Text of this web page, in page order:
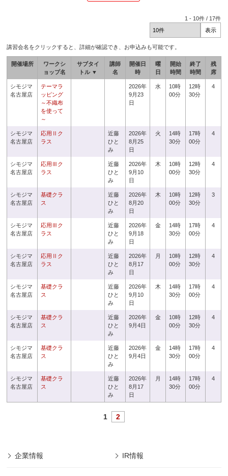
1 - 10件 / 17件
講習会名をクリックすると、詳細が確認でき、お申込みも可能です。
開催場所
ワークシ
ョップ名
サブタイ
トル ▼
講師
名
開催日
時
曜
日
開始
時間
終了
時間
残
席
シモジマ
名古屋店
テーマラ
ッピング
～不織布
を使って
～
2026年
9月23
日
水
10時
00分
12時
30分
4
シモジマ
名古屋店
応用Ⅱク
ラス
近藤
ひと
み
2026年
8月25
日
火
14時
30分
17時
00分
4
シモジマ
名古屋店
応用Ⅲク
ラス
近藤
ひと
み
2026年
9月10
日
木
10時
00分
12時
30分
4
シモジマ
名古屋店
基礎クラ
ス
近藤
ひと
み
2026年
8月20
日
木
10時
00分
12時
30分
3
シモジマ
名古屋店
応用Ⅲク
ラス
近藤
ひと
み
2026年
9月18
日
金
14時
30分
17時
00分
4
シモジマ
名古屋店
応用Ⅱク
ラス
近藤
ひと
み
2026年
8月17
日
月
10時
00分
12時
30分
4
シモジマ
名古屋店
基礎クラ
ス
近藤
ひと
み
2026年
9月10
日
木
14時
30分
17時
00分
4
シモジマ
名古屋店
基礎クラ
ス
近藤
ひと
み
2026年
9月4日
金
10時
00分
12時
30分
4
シモジマ
名古屋店
基礎クラ
ス
近藤
ひと
み
2026年
9月4日
金
14時
30分
17時
00分
4
シモジマ
名古屋店
基礎クラ
ス
近藤
ひと
み
2026年
8月17
日
月
14時
30分
17時
00分
4
1 2
企業情報 IR情報